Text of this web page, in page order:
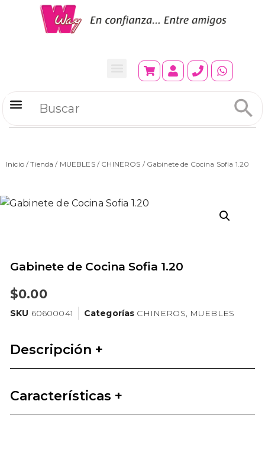
Inicio/Tienda / MUEBLES/ CHINEROS / Gabinete de Cocina Sofia 1.20
Gabinete de Cocina Sofia 1.20
$0.00
SKU 60600041 Categorías CHINEROS, MUEBLES
Descripción +
Características +